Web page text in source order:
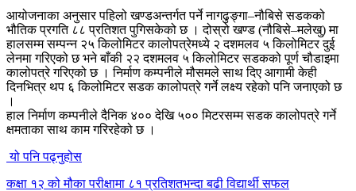
आयोजनाका अनुसार पहिलो खण्डअन्तर्गत पर्ने नागढुङ्गा–नौबिसे सडकको
भौतिक प्रगति ८८ प्रतिशत पुगिसकेको छ । दोस्रो खण्ड (नौबिसे–मलेखु) मा
हालसम्म सम्पन्न २५ किलोमिटर कालोपत्रेमध्ये २ दशमलव ५ किलोमिटर दुई
लेनमा गरिएको छ भने बाँकी २२ दशमलव ५ किलोमिटर सडकको पूर्ण चौडाइमा
कालोपत्रे गरिएको छ । निर्माण कम्पनीले मौसमले साथ दिए आगामी केही
दिनभित्र थप ६ किलोमिटर सडक कालोपत्रे गर्ने लक्ष्य रहेको पनि जनाएको छ
।
हाल निर्माण कम्पनीले दैनिक ४०० देखि ५०० मिटरसम्म सडक कालोपत्रे गर्ने
क्षमताका साथ काम गरिरहेको छ ।
यो पनि पढ्नुहोस
कक्षा १२ को मौका परीक्षामा ८१ प्रतिशतभन्दा बढी विद्यार्थी सफल